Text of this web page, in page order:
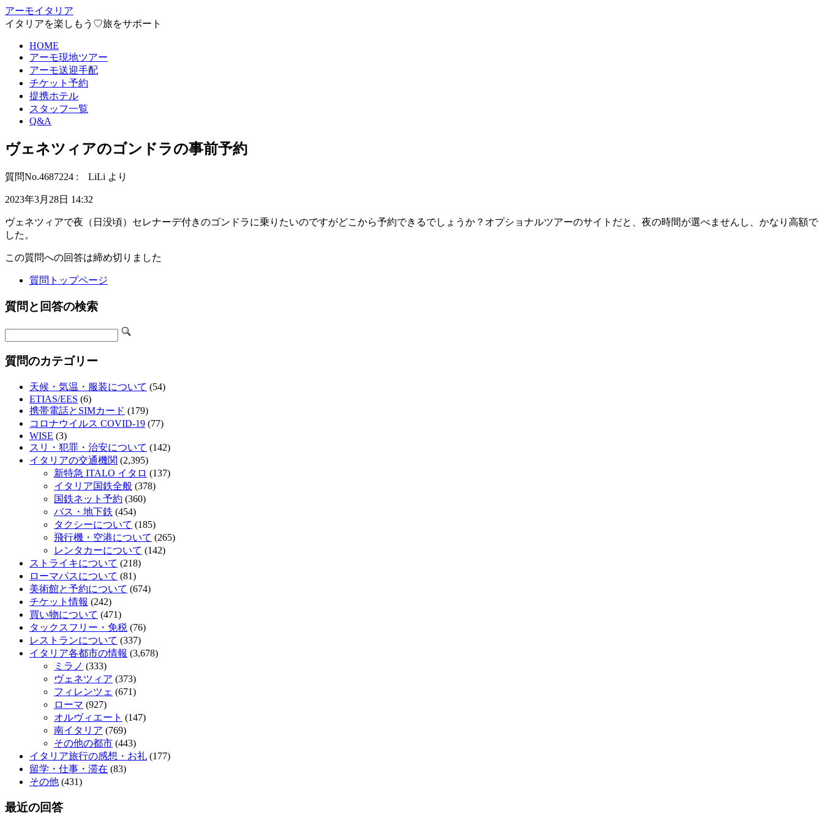
アーモイタリア
イタリアを楽しもう♡旅をサポート
HOME
アーモ現地ツアー
アーモ送迎手配
チケット予約
提携ホテル
スタッフ一覧
Q&A
ヴェネツィアのゴンドラの事前予約
質問No.4687224 : LiLi より
2023年3月28日 14:32
ヴェネツィアで夜（日没頃）セレナーデ付きのゴンドラに乗りたいのですがどこから予約できるでしょうか？オプショナルツアーのサイトだと、夜の時間が選べませんし、かなり高額で
した。
この質問への回答は締め切りました
質問トップページ
質問と回答の検索
質問のカテゴリー
天候・気温・服装について (54)
ETIAS/EES (6)
携帯電話とSIMカード (179)
コロナウイルス COVID-19 (77)
WISE (3)
スリ・犯罪・治安について (142)
イタリアの交通機関 (2,395)
新特急 ITALO イタロ (137)
イタリア国鉄全般 (378)
国鉄ネット予約 (360)
バス・地下鉄 (454)
タクシーについて (185)
飛行機・空港について (265)
レンタカーについて (142)
ストライキについて (218)
ローマパスについて (81)
美術館と予約について (674)
チケット情報 (242)
買い物について (471)
タックスフリー・免税 (76)
レストランについて (337)
イタリア各都市の情報 (3,678)
ミラノ (333)
ヴェネツィア (373)
フィレンツェ (671)
ローマ (927)
オルヴィエート (147)
南イタリア (769)
その他の都市 (443)
イタリア旅行の感想・お礼 (177)
留学・仕事・滞在 (83)
その他 (431)
最近の回答